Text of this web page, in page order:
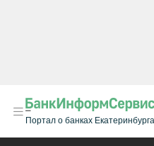
Портал о банках Екатеринбурга